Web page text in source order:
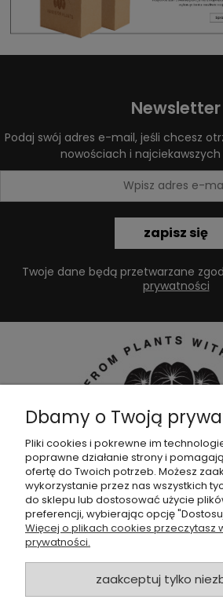
Newsletter
Podaj swój adres e-mail, jeśli chcesz
nowościach i
zapisz się
Twoje dane będą przetwarzane
prywatności
Dołącz do naszejgrupy
POMOC
SKLEP
Dbamy o Twoją
Pliki cookies i pokrewne im
poprawne działanie strony i
ofertę do Twoich potrzeb. Możesz
wykorzystanie przez nas wszystkich
do sklepu lub dostosować użycie
preferencji, wybierając opcję
Więcej o plikach cookies przeczytasz
prywatności.
zaakceptuj tylko